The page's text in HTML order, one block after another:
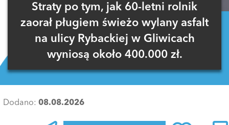
Straty po tym, jak 60-letni rolnik
zaorał pługiem świeżo wylany asfalt
na ulicy Rybackiej w Gliwicach
wyniosą około 400.000 zł.
Dodano: 08.08.2026